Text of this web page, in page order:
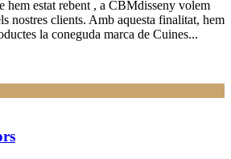
hem estat rebent , a CBMdisseny volem
nostres clients. Amb aquesta finalitat, hem
la coneguda marca de Cuines...